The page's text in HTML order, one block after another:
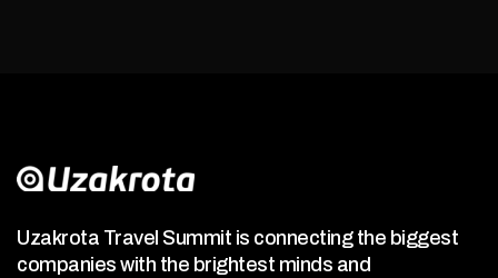
Uzakrota Travel Summit is connecting the biggest
companies with the brightest minds and